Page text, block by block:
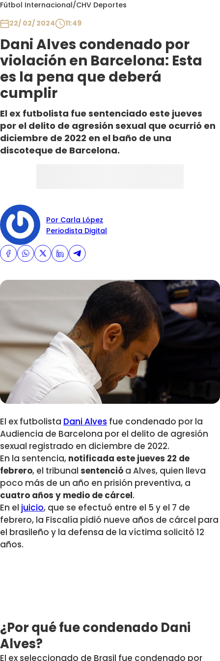
Fútbol Internacional/CHV Deportes
22/ 02/ 2024
11:49
Dani Alves condenado por
violación en Barcelona: Esta
es la pena que deberá
cumplir
El ex futbolista fue sentenciado este jueves
por el delito de agresión sexual que ocurrió en
diciembre de 2022 en el baño de una
discoteque de Barcelona.
Por Carla López
Periodista Digital
El ex futbolista Dani Alves fue condenado por la
Audiencia de Barcelona por el delito de agresión
sexual registrado en diciembre de 2022.
En la sentencia, notificada este jueves 22 de
febrero, el tribunal sentenció a Alves, quien lleva
poco más de un año en prisión preventiva, a
cuatro años y medio de cárcel.
En el juicio, que se efectuó entre el 5 y el 7 de
febrero, la Fiscalía pidió nueve años de cárcel para
el brasileño y la defensa de la víctima solicitó 12
años.
¿Por qué fue condenado Dani
Alves?
El ex seleccionado de Brasil fue condenado por
Programas
Club De La Comedia
Contigo en Directo
Plan Perfecto
El Tiempo
Sabingo
Todos Los Programas